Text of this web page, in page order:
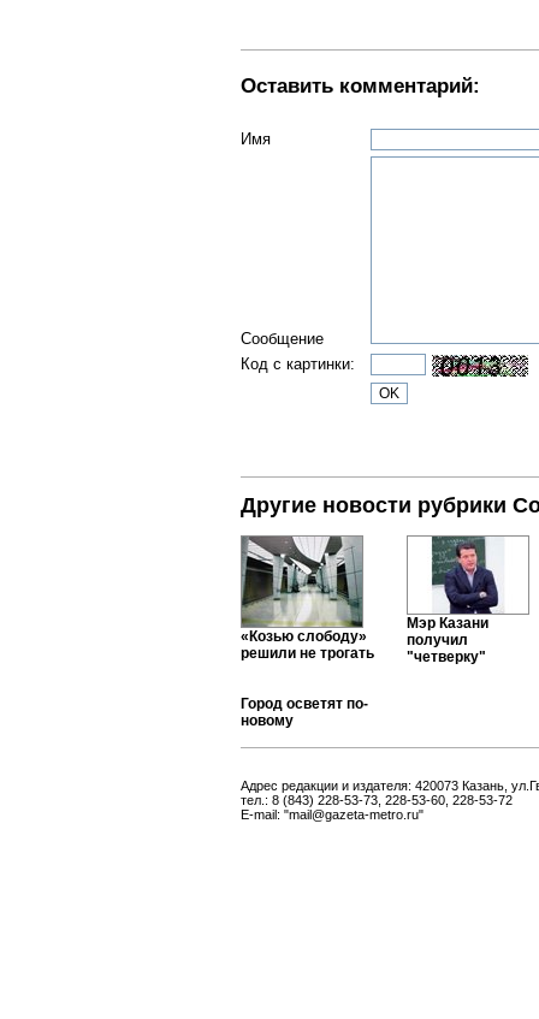
Оставить комментарий:
Имя
Сообщение
Код с картинки:
Другие новости рубрики
«Козью слободу»
решили не трогать
Мэр Казани
получил
"четверку"
Город осветят по-
новому
Адрес редакции и издателя: 420073 Казань,
тел.: 8 (843) 228-53-73, 228-53-60, 228-53-72
E-mail: "mail@gazeta-metro.ru"